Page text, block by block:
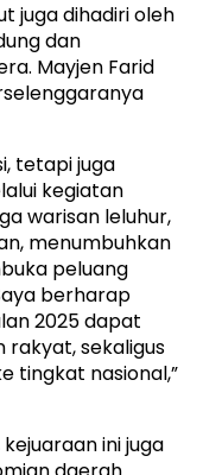
juga dihadiri oleh
dan
Mayjen Farid
tetapi juga
kegiatan
warisan leluhur,
menumbuhkan
peluang
berharap
2025 dapat
rakyat, sekaligus
tingkat nasional,”
ini juga